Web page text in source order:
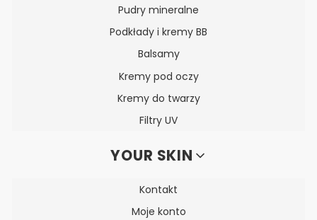
Pudry mineralne
Podkłady i kremy BB
Balsamy
Kremy pod oczy
Kremy do twarzy
Filtry UV
YOUR SKIN
Kontakt
Moje konto